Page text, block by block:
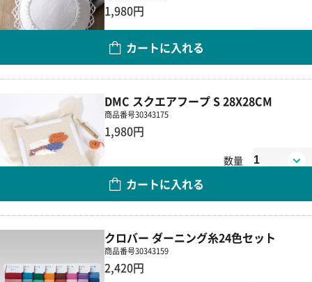
1,980円
カートに入れる
DMC スクエアフープ S 28X28CM
商品番号30343175
1,980円
数量
カートに入れる
クロバー ダーニング糸24色セット
商品番号30343159
2,420円